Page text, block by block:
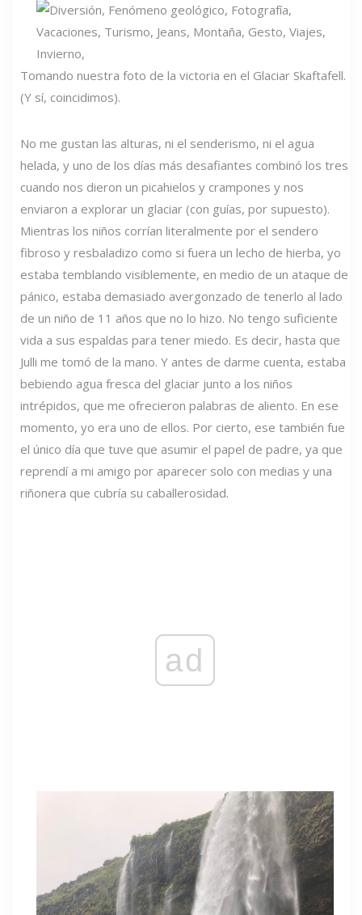
Tomando nuestra foto de la victoria en el Glaciar Skaftafell.
(Y sí, coincidimos).
No me gustan las alturas, ni el senderismo, ni el agua
helada, y uno de los días más desafiantes combinó los tres
cuando nos dieron un picahielos y crampones y nos
enviaron a explorar un glaciar (con guías, por supuesto).
Mientras los niños corrían literalmente por el sendero
fibroso y resbaladizo como si fuera un lecho de hierba, yo
estaba temblando visiblemente, en medio de un ataque de
pánico, estaba demasiado avergonzado de tenerlo al lado
de un niño de 11 años que no lo hizo. No tengo suficiente
vida a sus espaldas para tener miedo. Es decir, hasta que
Julli me tomó de la mano. Y antes de darme cuenta, estaba
bebiendo agua fresca del glaciar junto a los niños
intrépidos, que me ofrecieron palabras de aliento. En ese
momento, yo era uno de ellos. Por cierto, ese también fue
el único día que tuve que asumir el papel de padre, ya que
reprendí a mi amigo por aparecer solo con medias y una
riñonera que cubría su caballerosidad.
ad